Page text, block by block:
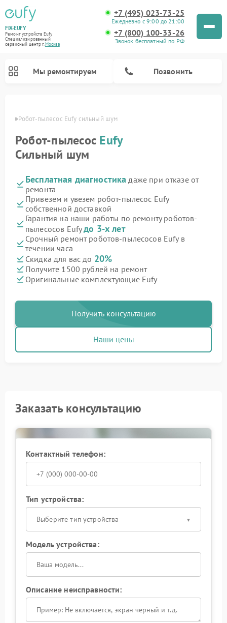
FIX-EUFY
Ремонт устройств Eufy
Специализированный
cервисный центр г.Москва
+7 (495) 023-73-25
Ежедневно с 9:00 до 21:00
+7 (800) 100-33-26
Звонок бесплатный по РФ
Мы ремонтируем Позвонить
Робот-пылесос Eufy сильный шум
Робот-пылесос Eufy
Сильный шум
Бесплатная диагностика даже при отказе от
ремонта
Привезем и увезем робот-пылесос Eufy
собственной доставкой
Гарантия на наши работы по ремонту роботов-
пылесосов Eufyдо 3-х лет
Срочный ремонт роботов-пылесосов Eufy в
течении часа
Скидка для вас до 20%
Получите 1500 рублей на ремонт
Оригинальные комплектующие Eufy
Получить консультацию
Наши цены
Заказать консультацию
Контактный телефон:
Тип устройства:
Выберите тип устройства
Модель устройства:
Описание неисправности: